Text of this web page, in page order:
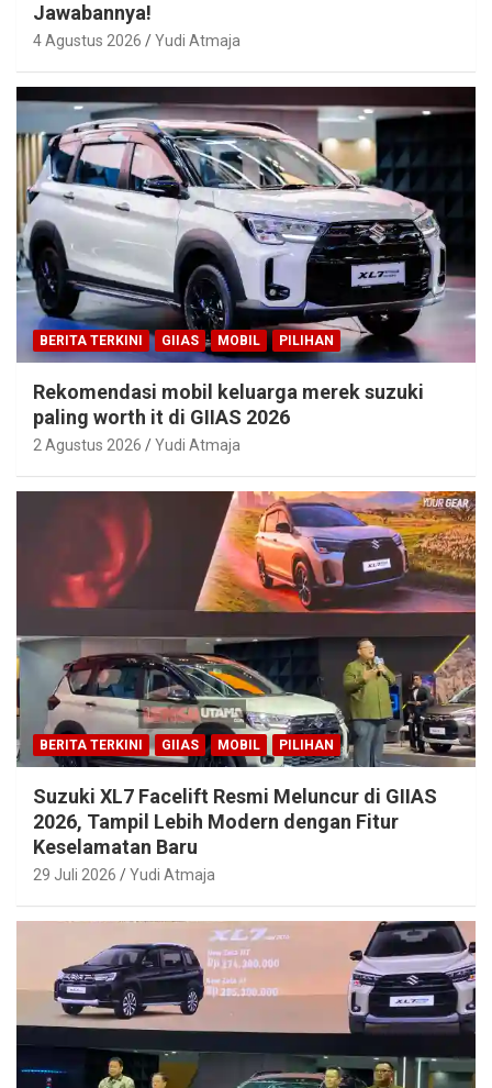
Jawabannya!
4 Agustus 2026 Yudi Atmaja
BERITA TERKINI GIIAS MOBIL PILIHAN
Rekomendasi mobil keluarga merek suzuki
paling worth it di GIIAS 2026
2 Agustus 2026 Yudi Atmaja
BERITA TERKINI GIIAS MOBIL PILIHAN
Suzuki XL7 Facelift Resmi Meluncur di GIIAS
2026, Tampil Lebih Modern dengan Fitur
Keselamatan Baru
29 Juli 2026 Yudi Atmaja